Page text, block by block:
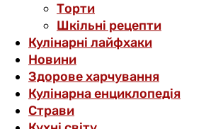
Торти
Шкільні рецепти
Кулінарні лайфхаки
Новини
Здорове харчування
Кулінарна енциклопедія
Страви